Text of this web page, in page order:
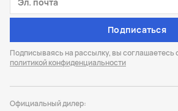
Тепловые карты
Топография местности и
Путевые точки
Подписаться
Подписываясь на рассылку, вы соглашаетесь
политикой конфиденциальности
Официальный дилер: